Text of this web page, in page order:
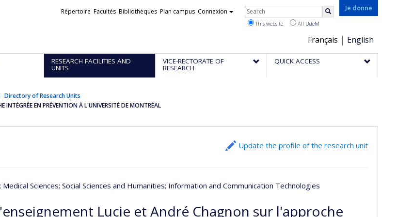
Je donne
Choix
de
la
Français English
Liens
Répertoire Facultés Bibliothèques Plan campus Connexion Rechercher
This website All UdeM
RESEARCH FACILITIES AND
UNITS
VICE-RECTORATE OF
RESEARCH
QUICK ACCESS
Directory of Research Units
INTÉGRÉE EN PRÉVENTION À L'UNIVERSITÉ DE MONTRÉAL
Update the profile of the research unit
; Medical Sciences; Social Sciences and Humanities; Information and Communication Technologies
Lucie et André Chagnon sur l'approche